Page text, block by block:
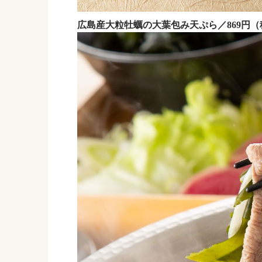
広島産大粒牡蠣の大葉包み天ぷら／869円